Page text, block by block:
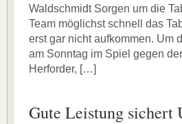
Waldschmidt Sorgen um die
Team möglichst schnell das
erst gar nicht aufkommen. Um
am Sonntag im Spiel gegen
Herforder, […]
Gute Leistung sichert